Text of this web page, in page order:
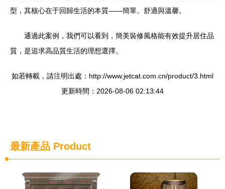
型，其核心在于回歸生活的本質——簡單、舒適與溫馨。
通過此案例，我們可以看到，簡美裝修風格能有效提升居住品
質，是追求高品質生活的理想選擇。
如若轉載，請注明出處：http://www.jetcat.com.cn/product/3.html
更新時間：2026-08-06 02:13:44
最新產品 Product